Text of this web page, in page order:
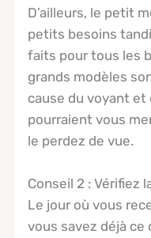
D’ailleurs, le petit
petits besoins
faits pour tous les
grands modèles
cause du voyant et
pourraient vous
le perdez de vue.
Conseil 2 : Vérifiez
Le jour où vous
vous savez déjà ce